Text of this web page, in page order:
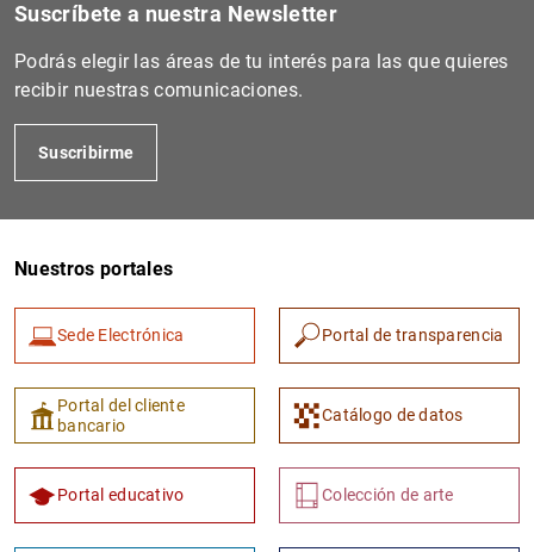
Suscríbete a nuestra Newsletter
Podrás elegir las áreas de tu interés para las que quieres
recibir nuestras comunicaciones.
Suscribirme
Nuestros portales
Sede Electrónica Portal de transparencia
Portal del cliente
bancario
Catálogo de datos
Portal educativo Colección de arte